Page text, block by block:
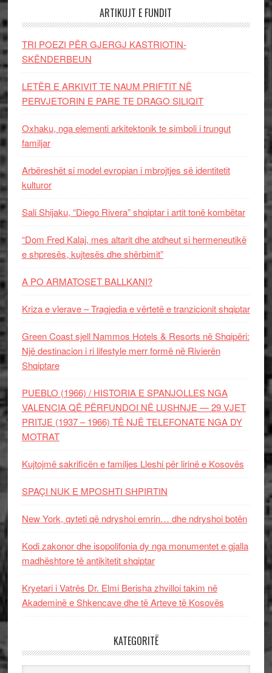
ARTIKUJT E FUNDIT
TRI POEZI PËR GJERGJ KASTRIOTIN-
SKËNDERBEUN
LETËR E ARKIVIT TE NAUM PRIFTIT NË
PERVJETORIN E PARE TE DRAGO SILIQIT
Oxhaku, nga elementi arkitektonik te simboli i trungut
familjar
Arbëreshët si model evropian i mbrojtjes së identitetit
kulturor
Sali Shijaku, “Diego Rivera” shqiptar i artit tonë kombëtar
“Dom Fred Kalaj, mes altarit dhe atdheut si hermeneutikë
e shpresës, kujtesës dhe shërbimit”
A PO ARMATOSET BALLKANI?
Kriza e vlerave – Tragjedia e vërtetë e tranzicionit shqiptar
Green Coast sjell Nammos Hotels & Resorts në Shqipëri:
Një destinacion i ri lifestyle merr formë në Rivierën
Shqiptare
PUEBLO (1966) / HISTORIA E SPANJOLLES NGA
VALENCIA QË PËRFUNDOI NË LUSHNJE — 29 VJET
PRITJE (1937 – 1966) TË NJË TELEFONATE NGA DY
MOTRAT
Kujtojmë sakrificën e familjes Lleshi për lirinë e Kosovës
SPAÇI NUK E MPOSHTI SHPIRTIN
New York, qyteti që ndryshoi emrin… dhe ndryshoi botën
Kodi zakonor dhe isopolifonia dy nga monumentet e gjalla
madhështore të antikitetit shqiptar
Kryetari i Vatrës Dr. Elmi Berisha zhvilloi takim në
Akademinë e Shkencave dhe të Arteve të Kosovës
KATEGORITË